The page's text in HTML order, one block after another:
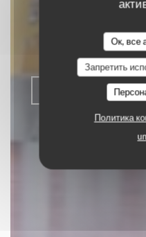
Ок, все
Запретить
Политика
ESTAMINET